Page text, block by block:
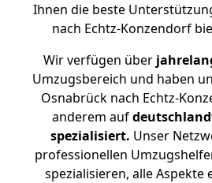
Ihnen die beste
nach Echtz-Konzendorf
Wir verfügen über
Umzugsbereich und haben
Osnabrück nach Echtz-
anderem auf
spezialisiert. Unser
professionellen
spezialisieren, alle Aspekte